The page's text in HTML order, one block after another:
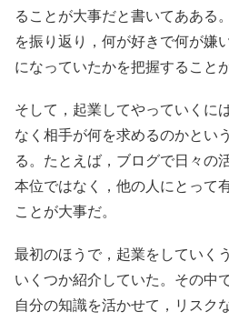
ることが大事だと書いてあある
を振り返り，何が好きで何が嫌
になっていたかを把握すること
そして，起業してやっていくに
なく相手が何を求めるのかとい
る。たとえば，ブログで日々の
本位ではなく，他の人にとって
ことが大事だ。
最初のほうで，起業をしていく
いくつか紹介していた。その中
自分の知識を活かせて，リスク